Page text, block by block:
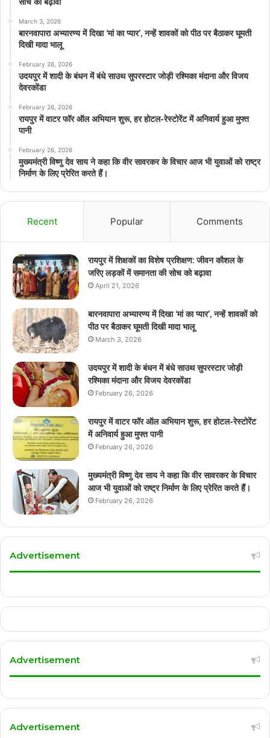
March 3, 2026
बारनवापारा अभ्यारण्य में दिखा ‘मां का प्यार’, नन्हें शावकों को पीठ पर बैठाकर घूमती
दिखी मादा भालू
February 26, 2026
उदयपुर में शादी के बंधन में बंधे साउथ सुपरस्टार जोड़ी रश्मिका मंदाना और विजय
देवरकोंडा
February 26, 2026
रायपुर में वाटर फॉर ऑल अभियान शुरू, हर होटल-रेस्टोरेंट में अनिवार्य हुआ मुफ्त
पानी
February 26, 2026
मुख्यमंत्री विष्णु देव साय ने कहा कि वीर सावरकर के विचार आज भी युवाओं को राष्ट्र
निर्माण के लिए प्रेरित करते हैं।
Recent Popular Comments
रायपुर में शिक्षकों का विशेष प्रशिक्षण: जीवन कौशल के
जरिए लड़कों में समानता की सोच को बढ़ावा
April 21, 2026
बारनवापारा अभ्यारण्य में दिखा ‘मां का प्यार’, नन्हें शावकों को
पीठ पर बैठाकर घूमती दिखी मादा भालू
March 3, 2026
उदयपुर में शादी के बंधन में बंधे साउथ सुपरस्टार जोड़ी
रश्मिका मंदाना और विजय देवरकोंडा
February 26, 2026
रायपुर में वाटर फॉर ऑल अभियान शुरू, हर होटल-रेस्टोरेंट
में अनिवार्य हुआ मुफ्त पानी
February 26, 2026
मुख्यमंत्री विष्णु देव साय ने कहा कि वीर सावरकर के विचार
आज भी युवाओं को राष्ट्र निर्माण के लिए प्रेरित करते हैं।
February 26, 2026
Advertisement
Advertisement
Advertisement